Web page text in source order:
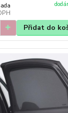
Přidat do